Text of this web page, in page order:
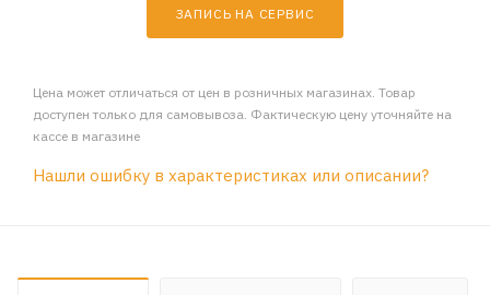
ЗАПИСЬ НА СЕРВИС
Цена может отличаться от цен в розничных магазинах. Товар
доступен только для самовывоза. Фактическую цену уточняйте на
кассе в магазине
Нашли ошибку в характеристиках или описании?